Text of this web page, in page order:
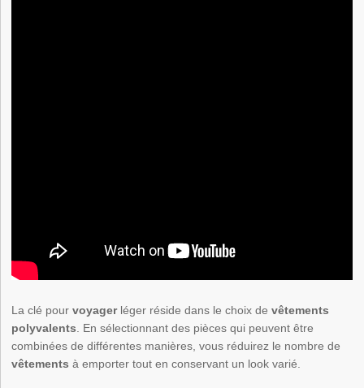
La clé pourvoyagerléger réside dans le choix devêtements
polyvalents. En sélectionnant des pièces qui peuvent être
combinées de différentes manières, vous réduirez le nombre de
vêtements à emporter tout en conservant un look varié.